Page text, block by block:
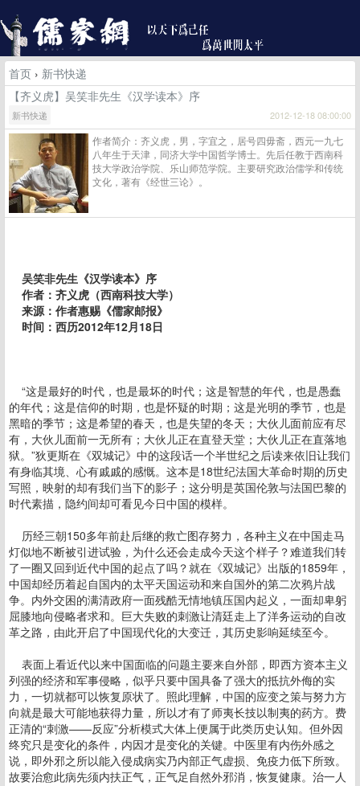
首页 › 新书快递
【齐义虎】吴笑非先生《汉学读本》序
新书快递 2012-12-18 08:00:00
作者简介：齐义虎，男，字宜之，居号四毋斋，西元一九七
八年生于天津，同济大学中国哲学博士。先后任教于西南科
技大学政治学院、乐山师范学院。主要研究政治儒学和传统
文化，著有《经世三论》。
吴笑非先生《汉学读本》序
作者：齐义虎（西南科技大学）
来源：作者惠赐《儒家邮报》
时间：西历2012年12月18日
“这是最好的时代，也是最坏的时代；这是智慧的年代，也是愚蠢
的年代；这是信仰的时期，也是怀疑的时期；这是光明的季节，也是
黑暗的季节；这是希望的春天，也是失望的冬天；大伙儿面前应有尽
有，大伙儿面前一无所有；大伙儿正在直登天堂；大伙儿正在直落地
狱。”狄更斯在《双城记》中的这段话一个半世纪之后读来依旧让我们
有身临其境、心有戚戚的感慨。这本是18世纪法国大革命时期的历史
写照，映射的却有我们当下的影子；这分明是英国伦敦与法国巴黎的
时代素描，隐约间却可看见今日中国的模样。
历经三朝150多年前赴后继的救亡图存努力，各种主义在中国走马
灯似地不断被引进试验，为什么还会走成今天这个样子？难道我们转
了一圈又回到近代中国的起点了吗？就在《双城记》出版的1859年，
中国却经历着起自国内的太平天国运动和来自国外的第二次鸦片战
争。内外交困的满清政府一面残酷无情地镇压国内起义，一面却卑躬
屈膝地向侵略者求和。巨大失败的刺激让清廷走上了洋务运动的自改
革之路，由此开启了中国现代化的大变迁，其历史影响延续至今。
表面上看近代以来中国面临的问题主要来自外部，即西方资本主义
列强的经济和军事侵略，似乎只要中国具备了强大的抵抗外侮的实
力，一切就都可以恢复原状了。照此理解，中国的应变之策与努力方
向就是最大可能地获得力量，所以才有了师夷长技以制夷的药方。费
正清的“刺激——反应”分析模式大体上便属于此类历史认知。但外因
终究只是变化的条件，内因才是变化的关键。中医里有内伤外感之
说，即外邪之所以能入侵成病实乃内部正气虚损、免疫力低下所致。
故要治愈此病先须内扶正气，正气足自然外邪消，恢复健康。治一人